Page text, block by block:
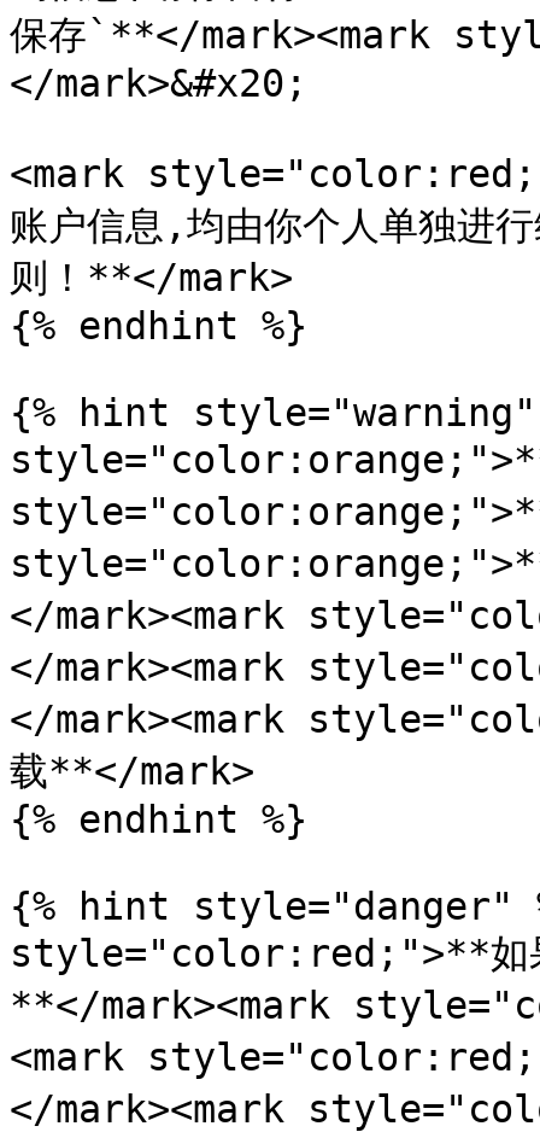
保存`**</mark><mark
</mark>&#x20;
<mark
账户信息,均由你个人单独进
则！**</mark>
{% endhint %}
{% hint style="warning"
style="color:orange;">**
style="color:orange;">**`
</mark><mark
</mark><mark
</mark><mark
载**</mark>
{% endhint %}
{% hint style="danger"
style="color:red;">**如果
**</mark><mark
<mark
</mark><mark